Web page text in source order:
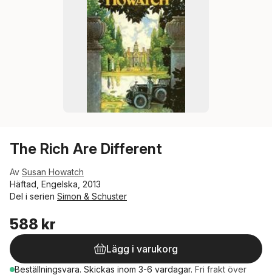
The Rich Are Different
Av Susan Howatch
Häftad, Engelska, 2013
Del i serien Simon & Schuster
588 kr
Lägg i varukorg
Beställningsvara. Skickas inom 3-6 vardagar. Fri frakt över